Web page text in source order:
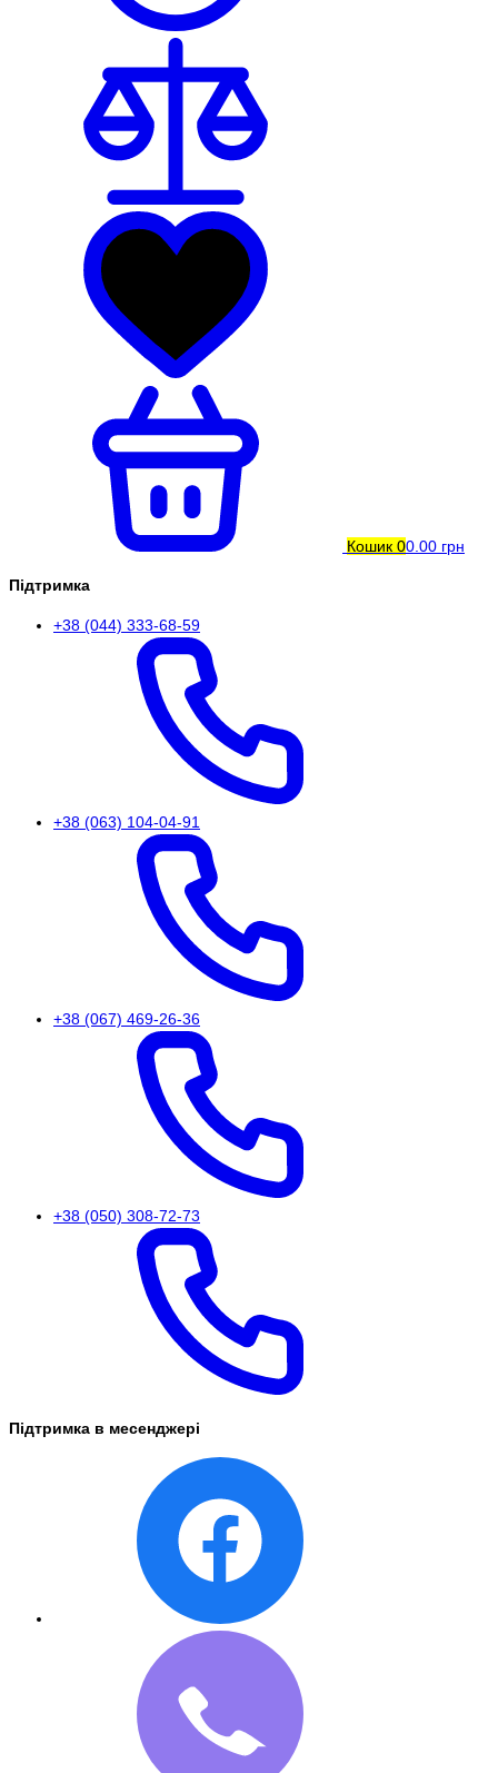
Кошик 00.00 грн
Підтримка
+38 (044) 333-68-59
+38 (063) 104-04-91
+38 (067) 469-26-36
+38 (050) 308-72-73
Підтримка в месенджері